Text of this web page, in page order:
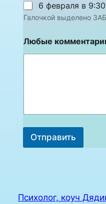
е
л
н
и
я
е
р
6 февраля в
Галочкой выделено
Любые
Отправить
Психолог, коуч